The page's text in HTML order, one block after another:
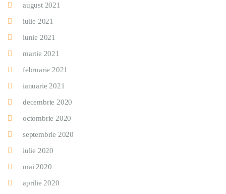
august 2021
iulie 2021
iunie 2021
martie 2021
februarie 2021
ianuarie 2021
decembrie 2020
octombrie 2020
septembrie 2020
iulie 2020
mai 2020
aprilie 2020